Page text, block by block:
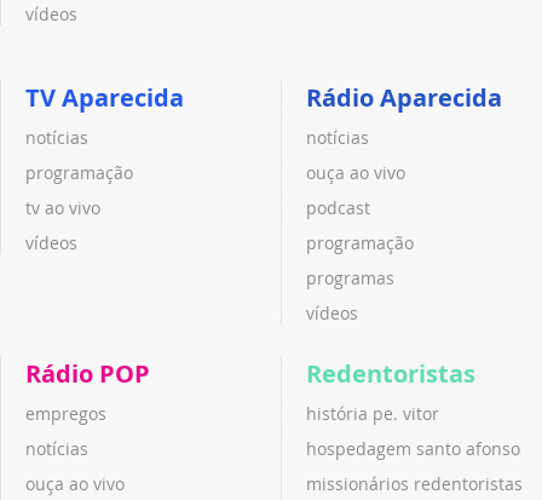
vídeos
TV Aparecida
notícias
programação
tv ao vivo
vídeos
Rádio Aparecida
notícias
ouça ao vivo
podcast
programação
programas
vídeos
Rádio POP
empregos
notícias
ouça ao vivo
Redentoristas
história pe. vitor
hospedagem santo afonso
missionários redentoristas